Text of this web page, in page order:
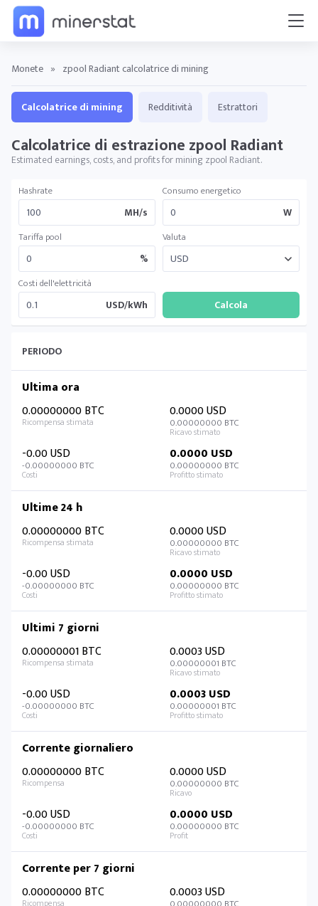
Monete » zpool Radiant calcolatrice di mining
Calcolatrice di mining Redditività Estrattori
Calcolatrice di estrazione zpool Radiant
Estimated earnings, costs, and profits for mining zpool Radiant.
Hashrate
MH/s
Consumo energetico
W
Tariffa pool
%
Valuta
Costi dell'elettricità
USD/kWh
PERIODO
Ultima ora
0.00000000 BTC
0.0000 USD
0.00000000 BTC
-0.00 USD
-0.00000000 BTC
0.0000 USD
0.00000000 BTC
Ultime 24 h
0.00000000 BTC
0.0000 USD
0.00000000 BTC
-0.00 USD
-0.00000000 BTC
0.0000 USD
0.00000000 BTC
Ultimi 7 giorni
0.00000001 BTC
0.0003 USD
0.00000001 BTC
-0.00 USD
-0.00000000 BTC
0.0003 USD
0.00000001 BTC
Corrente giornaliero
0.00000000 BTC
0.0000 USD
0.00000000 BTC
-0.00 USD
-0.00000000 BTC
0.0000 USD
0.00000000 BTC
Corrente per 7 giorni
0.00000000 BTC
0.0003 USD